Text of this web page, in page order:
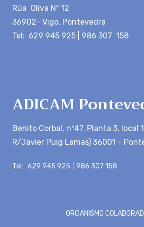
Rúa Oliva Nº 12
36902- Vigo, Pontevedra
Tel: 629 945 925 | 986 307 158
ADICAM
Benito Corbal, nº47. Planta 3, local
R/Javier Puig Lamas) 36001 –
Tel: 629 945 925 | 986 307 158
ORGANISMO